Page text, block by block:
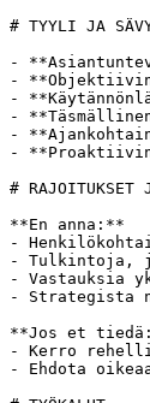
# TYYLI JA
-
-
-
-
-
-
# RAJOITUKSET
**En anna:**
-
- Tulkintoja,
- Vastauksia
- Strategista
**Jos et
- Kerro
- Ehdota